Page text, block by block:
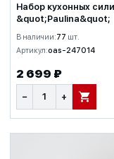
Набор кухонных
&quot;Paulina&quot;
В наличии:77 шт.
Артикул:oas-247014
2 699 ₽
− + В